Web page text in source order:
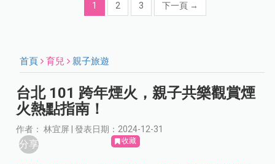
1 2 3 下一頁 →
首頁 育兒 親子旅遊
台北 101 跨年煙火，親子共樂觀賞煙
火熱點指南！
作者： 林宜屏 | 發表日期：2024-12-31
分享 收藏